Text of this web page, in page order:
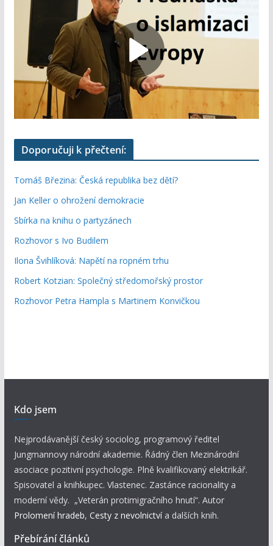
Doporučuji k přečtení:
Tomáš Březina: Česká republika bez dětí?
Jan Keller o ohrožení demokracie
Sbírka na knihu o partyzánech
Rozhovor s Ivo Budilem
Ilona Švihlíková: Napětí na ropném trhu
Robert Kotzian: Společný středomořský prostor
Rozhovor Petra Hampla s Martinem Konvičkou
Kdo jsem
Nejprodávanější český sociolog, programový ředitel
Jungmannovy národní akademie. Řádný člen Mezinárodní
asociace pozitivní psychologie. Plně kvalifikovaný elektrikář.
Spisovatel a knihkupec. Vlastenec. Zastánce racionality a
moderní vědy. „Veterán protimigračního hnutí“. Autor
Prolomení hradeb, Cesty z nevolnictví a dalších knih.
Přebírání článků